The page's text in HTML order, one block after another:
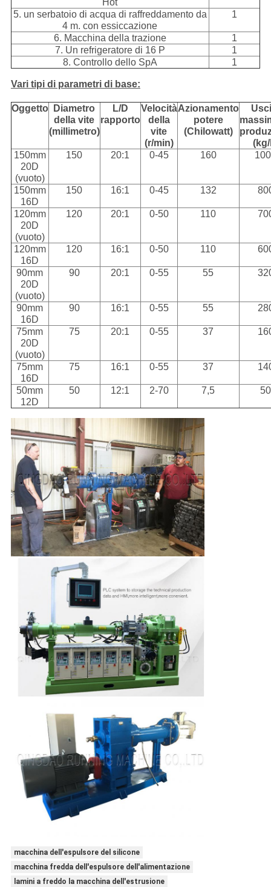
5. un serbatoio di acqua di raffreddamento da
4 m. con essiccazione
1
6. Macchina della trazione
1
7. Un refrigeratore di 16 P
1
8. Controllo dello SpA
1
Vari tipi di parametri di base:
Oggetto
Diametro
della vite
(millimetro)
L/D
rapporto
Velocità
della
vite
(r/min)
Azionamento
potere
(Chilowatt)
150mm
20D
(vuoto)
150 20:1 0-45 160
150mm
16D
150 16:1 0-45 132
120mm
20D
(vuoto)
120 20:1 0-50 110
120mm
16D
120 16:1 0-50 110
90mm
20D
(vuoto)
90 20:1 0-55 55
90mm
16D
90 16:1 0-55 55
75mm
20D
(vuoto)
75 20:1 0-55 37
75mm
16D
75 16:1 0-55 37
50mm
12D
50 12:1 2-70 7,5 50
macchina dell'espulsore del silicone
macchina fredda dell'espulsore dell'alimentazione
lamini a freddo la macchina dell'estrusione